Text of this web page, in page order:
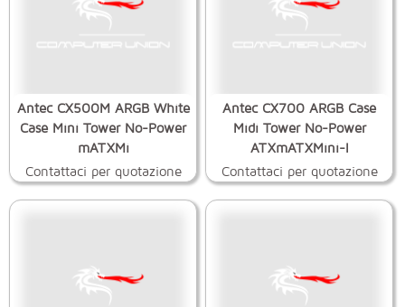
Antec CX500M ARGB White
Case Mini Tower No-Power
mATXMi
Contattaci per quotazione
Antec CX700 ARGB Case
Midi Tower No-Power
ATXmATXMini-I
Contattaci per quotazione